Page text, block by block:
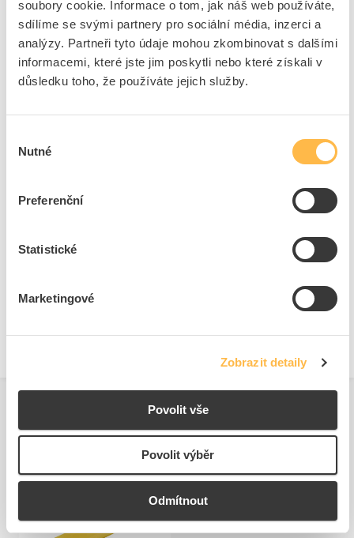
soubory cookie. Informace o tom, jak náš web používáte,
sdílíme se svými partnery pro sociální média, inzerci a
analýzy. Partneři tyto údaje mohou zkombinovat s dalšími
informacemi, které jste jim poskytli nebo které získali v
důsledku toho, že používáte jejich služby.
souhlasu
Nutné
Preferenční
Statistické
Marketingové
Zobrazit detaily
Povolit vše
Povolit výběr
Odmítnout
GPSR Details
Odpovědnost za produkt +
FRÄNKISCHE Rohrwerke Gebr. Kirchner GmbH & Co. KG
Deutschland / Germany
https://www.fraenkische.com/cs-CZ/
Technické dokumenty Bezpečnostní dokumenty